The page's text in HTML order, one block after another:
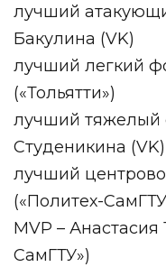
лучший
Бакулина (VK)
лучший легкий
(«Тольятти»)
лучший тяжелый
Студеникина (VK)
лучший
(«Политех-
MVP –
СамГТУ»)